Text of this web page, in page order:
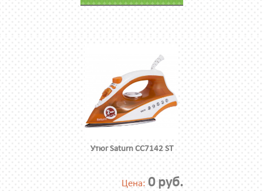
Утюг Saturn CC7142 ST
Цена: 0 руб.